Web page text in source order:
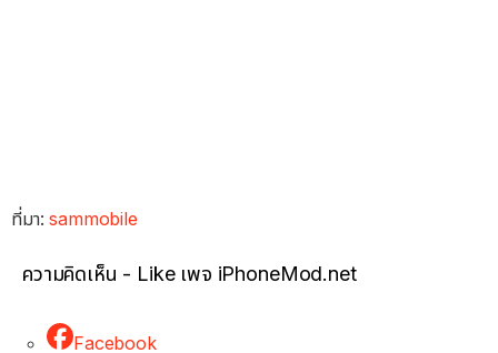
ที่มา:sammobile
ความคิดเห็น - Like เพจ iPhoneMod.net
Facebook